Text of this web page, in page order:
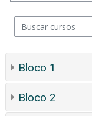
Buscar cursos
Bloco 1
Bloco 2